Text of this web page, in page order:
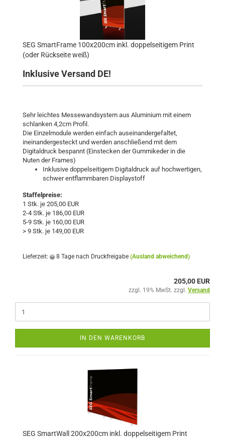
SEG SmartFrame 100x200cm inkl. doppelseitigem Print
(oder Rückseite weiß)
Inklusive Versand DE!
Sehr leichtes Messewandsystem aus Aluminium mit einem
schlanken 4,2cm Profil.
Die Einzelmodule werden einfach auseinandergefaltet,
ineinandergesteckt und werden anschließend mit dem
Digitaldruck bespannt (Einstecken der Gummikeder in die
Nuten der Frames)
Inklusive doppelseitigem Digitaldruck auf hochwertigen,
schwer entflammbaren Displaystoff
Staffelpreise:
1 Stk. je 205,00 EUR
2-4 Stk. je 186,00 EUR
5-9 Stk. je 160,00 EUR
> 9 Stk. je 149,00 EUR
Lieferzeit: 8 Tage nach Druckfreigabe (Ausland abweichend)
205,00 EUR
zzgl. 19% MwSt. zzgl. Versand
IN DEN WARENKORB
SEG SmartWall 200x200cm inkl. doppelseitigem Print